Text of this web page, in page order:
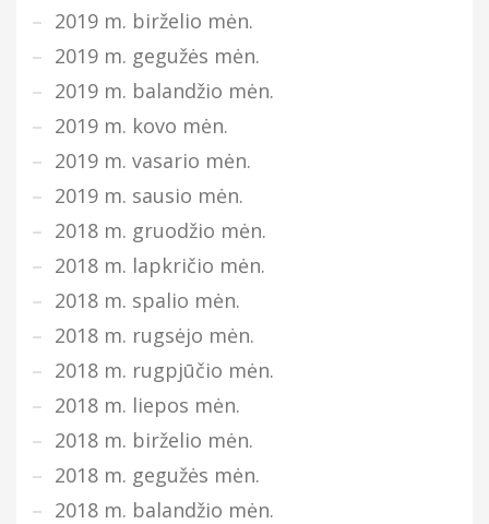
2019 m. birželio mėn.
2019 m. gegužės mėn.
2019 m. balandžio mėn.
2019 m. kovo mėn.
2019 m. vasario mėn.
2019 m. sausio mėn.
2018 m. gruodžio mėn.
2018 m. lapkričio mėn.
2018 m. spalio mėn.
2018 m. rugsėjo mėn.
2018 m. rugpjūčio mėn.
2018 m. liepos mėn.
2018 m. birželio mėn.
2018 m. gegužės mėn.
2018 m. balandžio mėn.